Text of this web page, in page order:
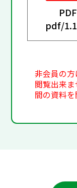
PDF
pdf/
非会員の
閲覧出来
間の資料を